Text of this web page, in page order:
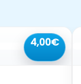
4,00€